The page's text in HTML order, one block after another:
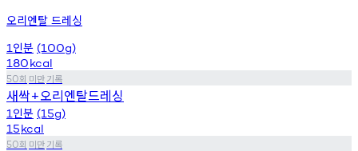
오리엔탈 드레싱
1 인분 (100g)
180kcal
50회 미만기록
새싹+오리엔탈드레싱
1 인분 (15g)
15kcal
50회 미만기록